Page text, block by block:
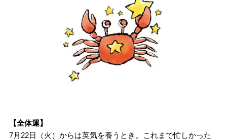
【全体運】
7月22日（火）からは英気を養うとき。これまで忙しかった